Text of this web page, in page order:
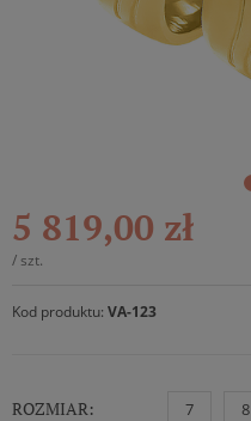
5 819,00 zł
/ szt.
Kod produktu: VA-123
ROZMIAR: 7 8